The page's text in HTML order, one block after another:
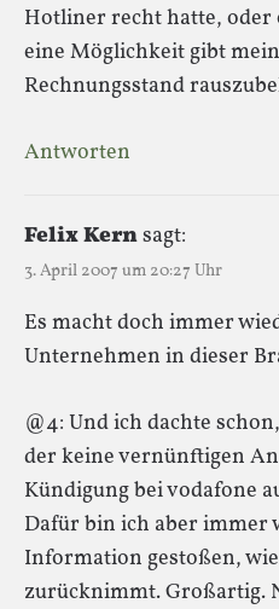
Hotliner recht hatte, oder
eine Möglichkeit gibt
Rechnungsstand
Antworten
Felix Kernsagt:
3. April 2007 um 20:27 Uhr
Es macht doch immer
Unternehmen in dieser
@4: Und ich dachte
der keine vernünftigen
Kündigung bei vodafone
Dafür bin ich aber immer
Information gestoßen,
zurücknimmt. Großartig.